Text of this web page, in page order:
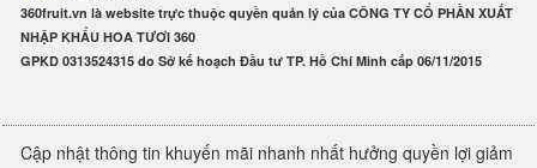
360fruit.vn là website trực thuộc quyền quản lý của CÔNG TY CỔ PHẦN XUẤT
NHẬP KHẨU HOA TƯƠI 360
GPKD 0313524315 do Sở kế hoạch Đầu tư TP. Hồ Chí Minh cấp 06/11/2015
Cập nhật thông tin khuyến mãi nhanh nhất hưởng quyền lợi giảm